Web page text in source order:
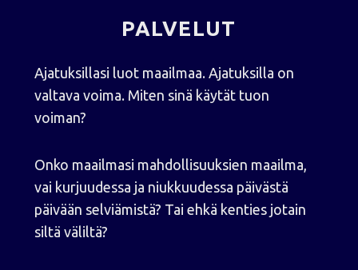
PALVELUT
Ajatuksillasi luot maailmaa. Ajatuksilla on
valtava voima. Miten sinä käytät tuon
voiman?
Onko maailmasi mahdollisuuksien maailma,
vai kurjuudessa ja niukkuudessa päivästä
päivään selviämistä? Tai ehkä kenties jotain
siltä väliltä?